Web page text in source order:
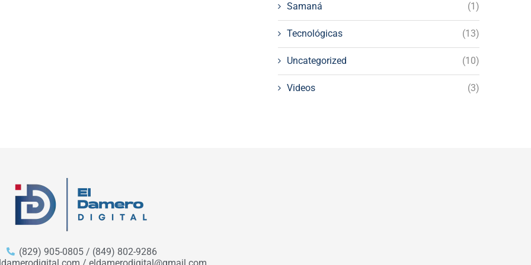
Samaná (1)
Tecnológicas (13)
Uncategorized (10)
Videos (3)
(829) 905-0805 / (849) 802-9286
/ eldamerodigital@gmail.com